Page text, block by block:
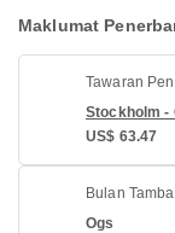
Maklumat
Tawaran
Stockholm -
US$ 63.47
Bulan
Ogs